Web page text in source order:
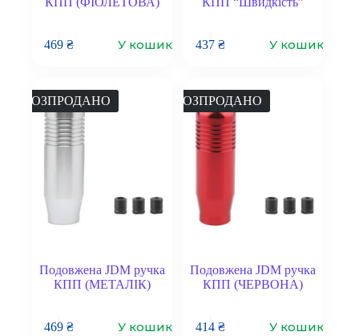
469₴ У кошик 437 ₴ У кошик
РОЗПРОДАНО
Подовжена JDM ручка
КПП (МЕТАЛІК)
469₴ У кошик
РОЗПРОДАНО
Подовжена JDM ручка
КПП (ЧЕРВОНА)
414 ₴ У кошик